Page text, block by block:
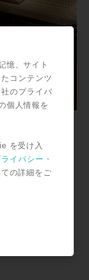
Tools|HD1
に、様々な使
ベースの
構築。Avidシ
境を実現。
憶、サイト
コンテンツ
のプライバ
個人情報を
を受け入
イバシー・
の詳細をご